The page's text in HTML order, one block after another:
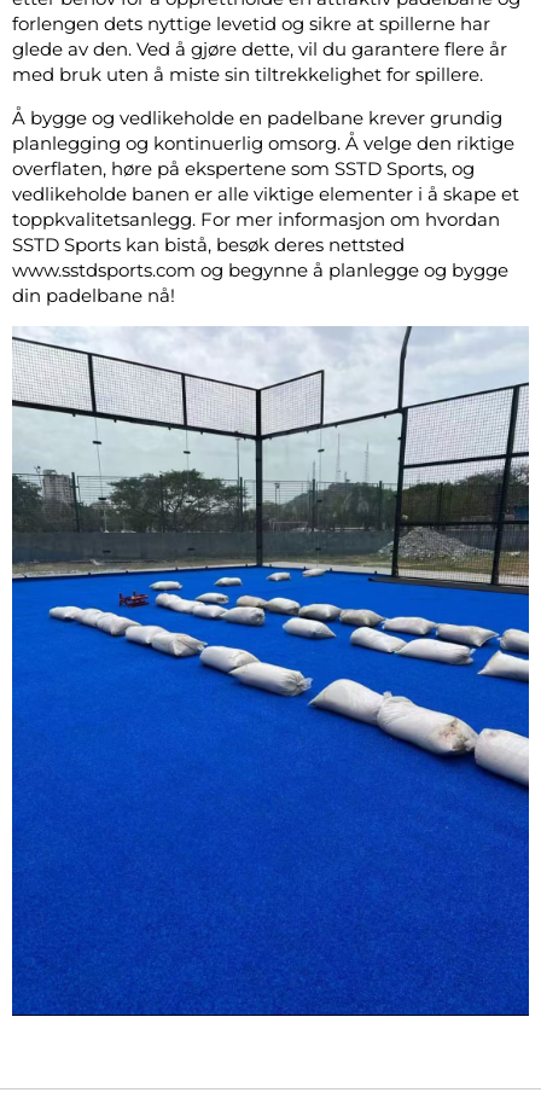
forlengen dets nyttige levetid og sikre at spillerne har
glede av den. Ved å gjøre dette, vil du garantere flere år
med bruk uten å miste sin tiltrekkelighet for spillere.
Å bygge og vedlikeholde en padelbane krever grundig
planlegging og kontinuerlig omsorg. Å velge den riktige
overflaten, høre på ekspertene som SSTD Sports, og
vedlikeholde banen er alle viktige elementer i å skape et
toppkvalitetsanlegg. For mer informasjon om hvordan
SSTD Sports kan bistå, besøk deres nettsted
www.sstdsports.com og begynne å planlegge og bygge
din padelbane nå!